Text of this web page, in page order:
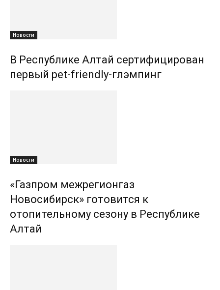
Новости
В Республике Алтай сертифицирован
первый pet-friendly-глэмпинг
Новости
«Газпром межрегионгаз
Новосибирск» готовится к
отопительному сезону в Республике
Алтай